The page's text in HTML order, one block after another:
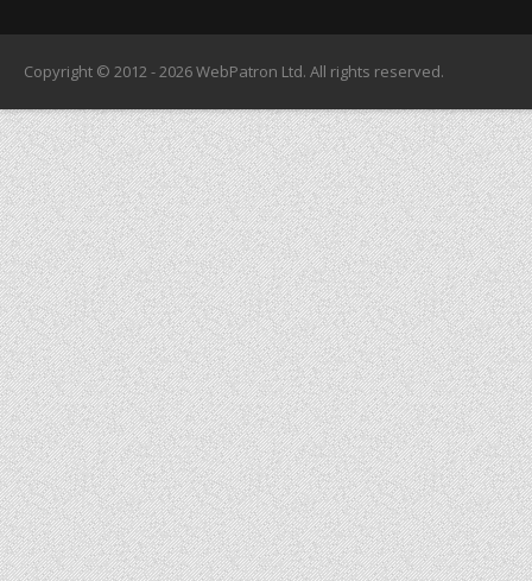
Copyright © 2012 - 2026WebPatron Ltd. All rights reserved.